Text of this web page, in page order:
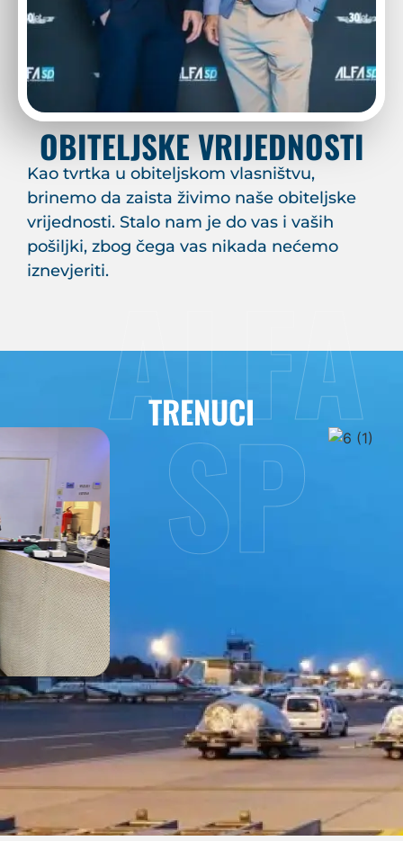
OBITELJSKE VRIJEDNOSTI
Kao tvrtka u obiteljskom vlasništvu,
brinemo da zaista živimo naše obiteljske
vrijednosti. Stalo nam je do vas i vaših
pošiljki, zbog čega vas nikada nećemo
iznevjeriti.
TRENUCI
ALFA
SP